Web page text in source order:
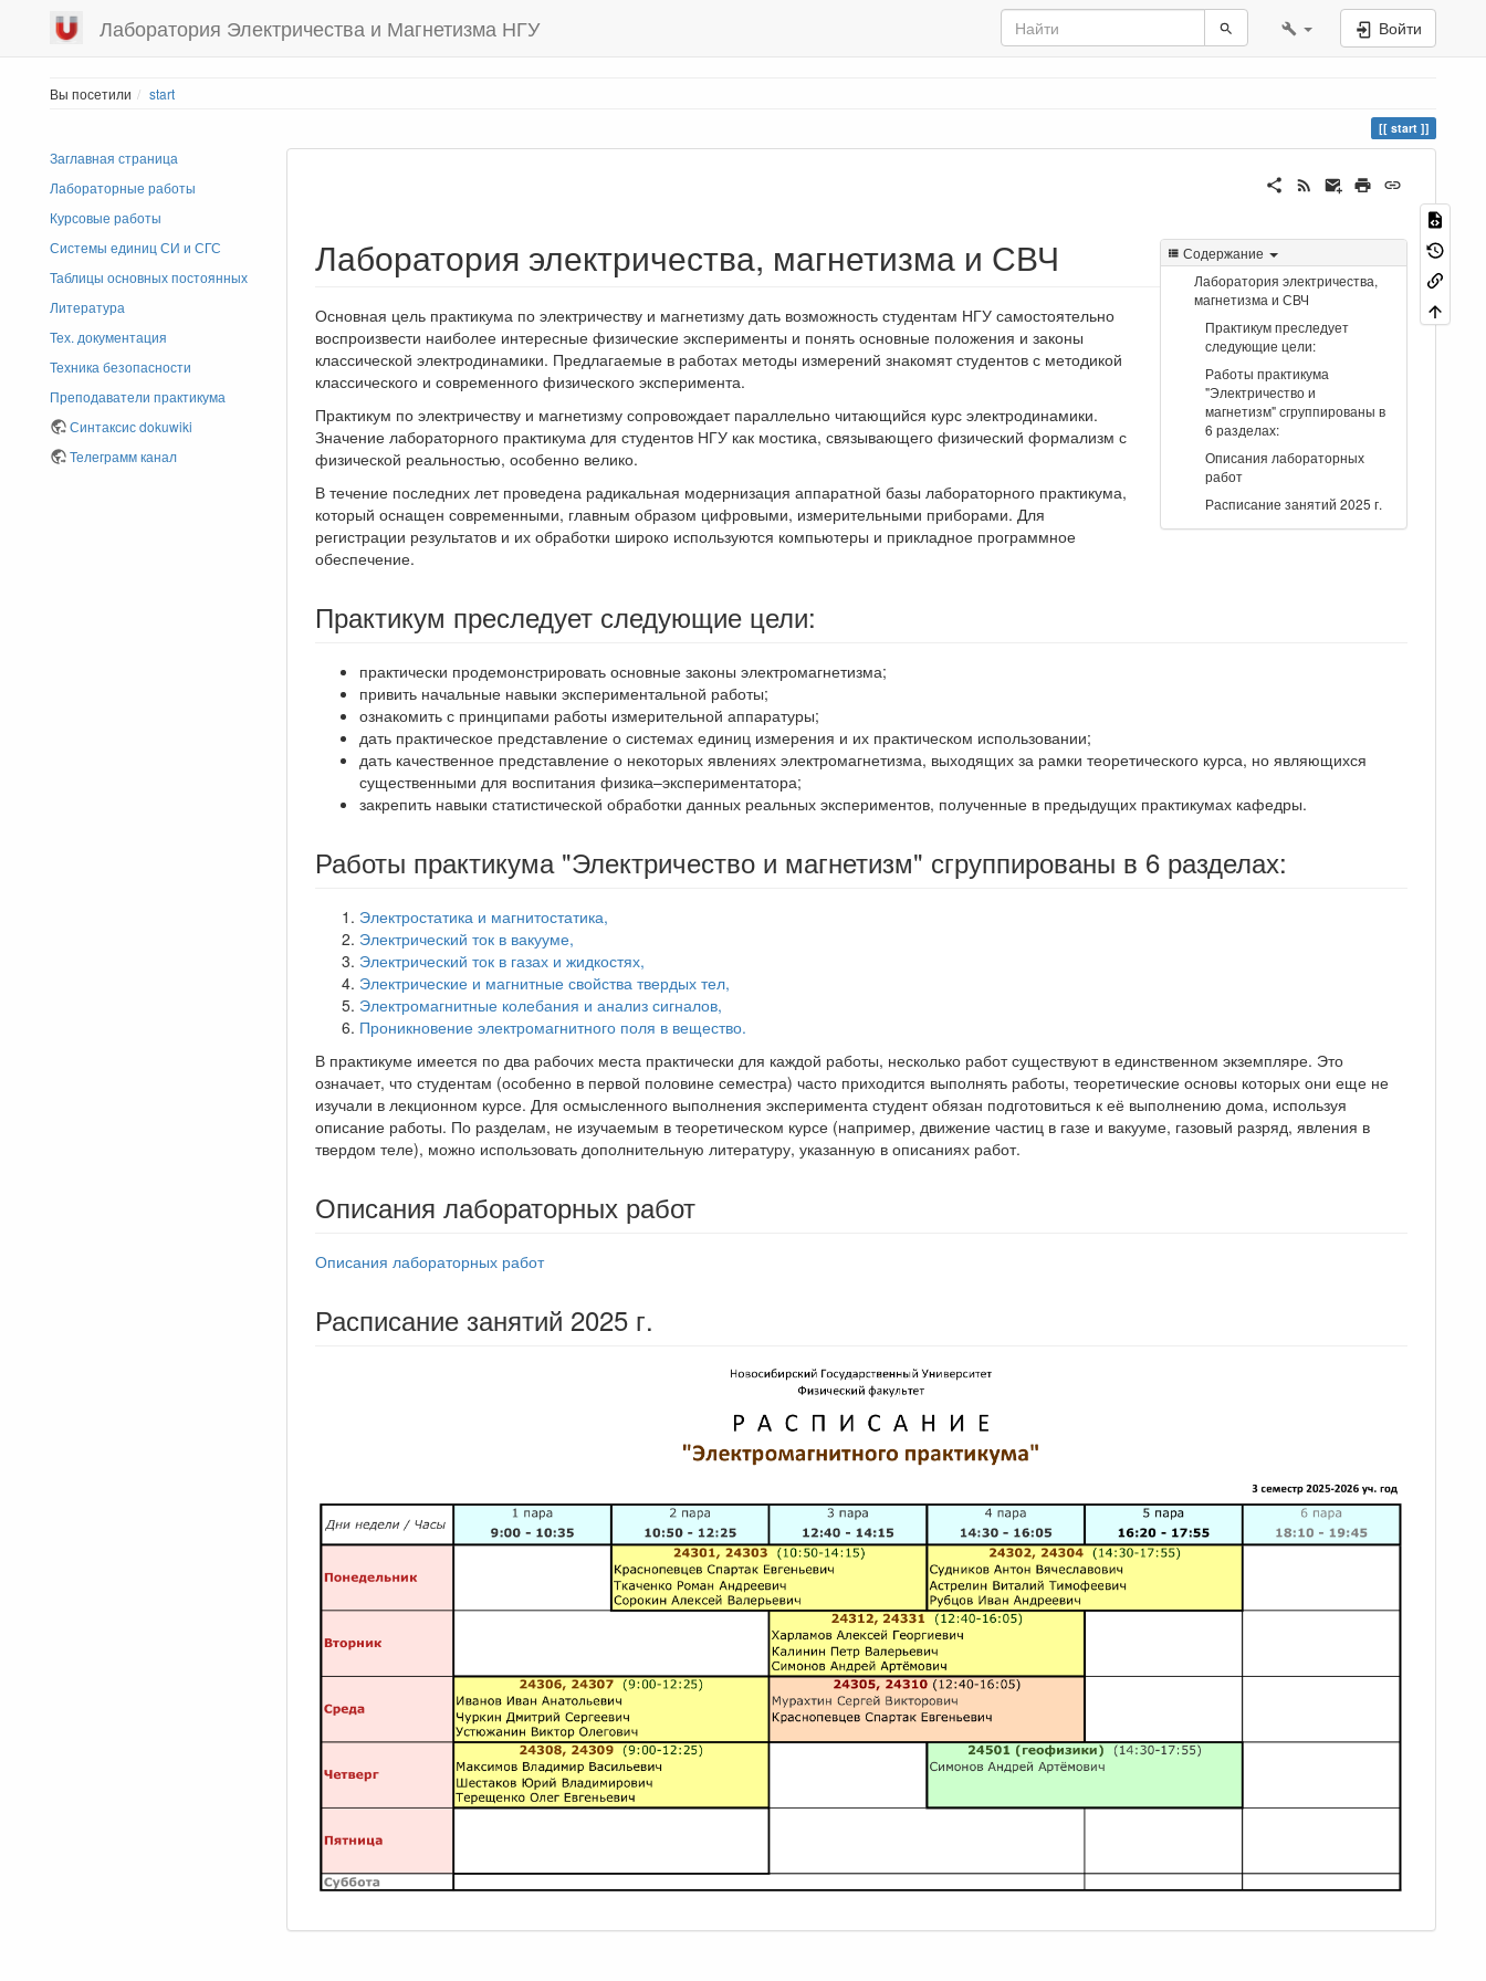
Лаборатория Электричества и Магнетизма НГУ Войти
Вы посетили start
start
Заглавная страница
Лабораторные работы
Курсовые работы
Системы единиц СИ и СГС
Таблицы основных постоянных
Литература
Тех. документация
Техника безопасности
Преподаватели практикума
Синтаксис dokuwiki
Телеграмм канал
Содержание
Лаборатория электричества,
магнетизма и СВЧ
Практикум преследует
следующие цели:
Работы практикума
"Электричество и
магнетизм" сгруппированы в
6 разделах:
Описания лабораторных
работ
Расписание занятий 2025 г.
Лаборатория электричества, магнетизма и СВЧ
Основная цель практикума по электричеству и магнетизму дать возможность студентам НГУ самостоятельно
воспроизвести наиболее интересные физические эксперименты и понять основные положения и законы
классической электродинамики. Предлагаемые в работах методы измерений знакомят студентов с методикой
классического и современного физического эксперимента.
Практикум по электричеству и магнетизму сопровождает параллельно читающийся курс электродинамики.
Значение лабораторного практикума для студентов НГУ как мостика, связывающего физический формализм с
физической реальностью, особенно велико.
В течение последних лет проведена радикальная модернизация аппаратной базы лабораторного практикума,
который оснащен современными, главным образом цифровыми, измерительными приборами. Для
регистрации результатов и их обработки широко используются компьютеры и прикладное программное
обеспечение.
Практикум преследует следующие цели:
практически продемонстрировать основные законы электромагнетизма;
привить начальные навыки экспериментальной работы;
ознакомить с принципами работы измерительной аппаратуры;
дать практическое представление о системах единиц измерения и их практическом использовании;
дать качественное представление о некоторых явлениях электромагнетизма, выходящих за рамки теоретического курса, но являющихся
существенными для воспитания физика–экспериментатора;
закрепить навыки статистической обработки данных реальных экспериментов, полученные в предыдущих практикумах кафедры.
Работы практикума "Электричество и магнетизм" сгруппированы в 6 разделах:
Электростатика и магнитостатика,
Электрический ток в вакууме,
Электрический ток в газах и жидкостях,
Электрические и магнитные свойства твердых тел,
Электромагнитные колебания и анализ сигналов,
Проникновение электромагнитного поля в вещество.
В практикуме имеется по два рабочих места практически для каждой работы, несколько работ существуют в единственном экземпляре. Это
означает, что студентам (особенно в первой половине семестра) часто приходится выполнять работы, теоретические основы которых они еще не
изучали в лекционном курсе. Для осмысленного выполнения эксперимента студент обязан подготовиться к её выполнению дома, используя
описание работы. По разделам, не изучаемым в теоретическом курсе (например, движение частиц в газе и вакууме, газовый разряд, явления в
твердом теле), можно использовать дополнительную литературу, указанную в описаниях работ.
Описания лабораторных работ
Описания лабораторных работ
Расписание занятий 2025 г.